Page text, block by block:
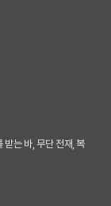
는 바, 무단 전재, 복